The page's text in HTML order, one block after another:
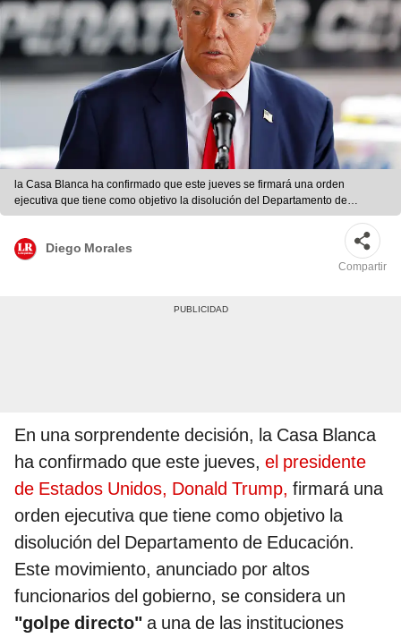
la Casa Blanca ha confirmado que este jueves se firmará una orden
ejecutiva que tiene como objetivo la disolución del Departamento de
Educación de Estados Unidos. Foto: EFE
Diego Morales
Compartir
En una sorprendente decisión, la Casa Blanca
ha confirmado que este jueves, el presidente
de Estados Unidos, Donald Trump, firmará una
orden ejecutiva que tiene como objetivo la
disolución del Departamento de Educación.
Este movimiento, anunciado por altos
funcionarios del gobierno, se considera un
"golpe directo" a una de las instituciones